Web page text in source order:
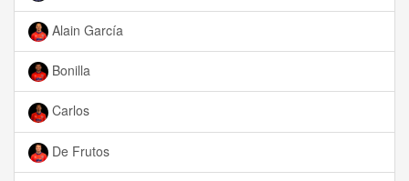
Alain García
Bonilla
Carlos
De Frutos